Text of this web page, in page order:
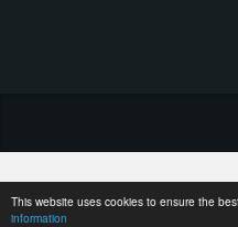
This website uses cookies to ensure the
information